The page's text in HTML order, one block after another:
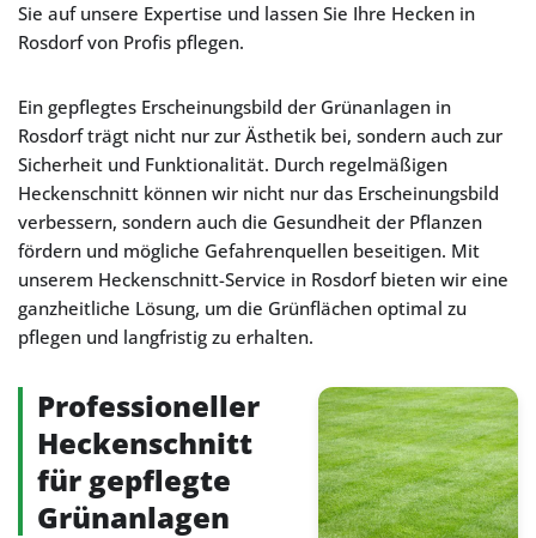
Sie auf unsere Expertise und lassen Sie Ihre Hecken in
Rosdorf von Profis pflegen.
Ein gepflegtes Erscheinungsbild der Grünanlagen in
Rosdorf trägt nicht nur zur Ästhetik bei, sondern auch zur
Sicherheit und Funktionalität. Durch regelmäßigen
Heckenschnitt können wir nicht nur das Erscheinungsbild
verbessern, sondern auch die Gesundheit der Pflanzen
fördern und mögliche Gefahrenquellen beseitigen. Mit
unserem Heckenschnitt-Service in Rosdorf bieten wir eine
ganzheitliche Lösung, um die Grünflächen optimal zu
pflegen und langfristig zu erhalten.
Professioneller
Heckenschnitt
für gepflegte
Grünanlagen